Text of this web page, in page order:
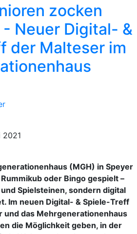
zocken
Neuer Digital- &
der Malteser im
2021
(MGH) in Speyer
oder Bingo gespielt –
Spielsteinen, sondern digital
Im neuen Digital- & Spiele-Treff
und das Mehrgenerationenhaus
die Möglichkeit geben, in der